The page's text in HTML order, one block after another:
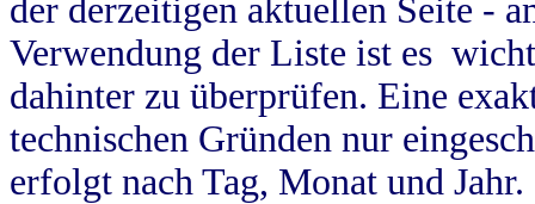
der derzeitigen aktuellen Seite -
Verwendung der Liste ist es
dahinter zu überprüfen. Eine
technischen Gründen nur
erfolgt nach Tag, Monat und Jahr.